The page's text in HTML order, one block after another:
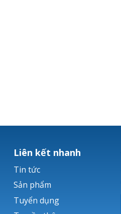
Liên kết nhanh
Tin tức
Sản phẩm
Tuyển dụng